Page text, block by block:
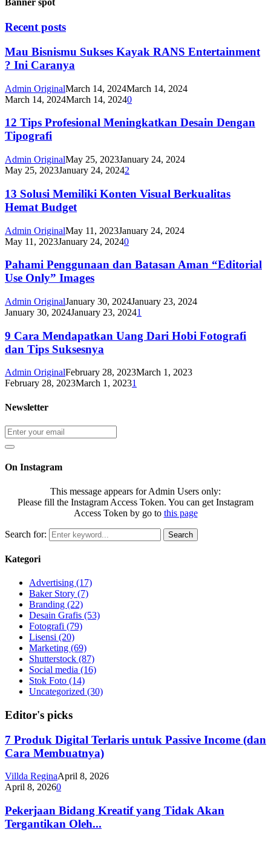
Banner spot
Recent posts
Mau Bisnismu Sukses Kayak RANS Entertainment
? Ini Caranya
Admin OriginalMarch 14, 2024March 14, 2024
March 14, 2024March 14, 20240
12 Tips Profesional Meningkatkan Desain Dengan
Tipografi
Admin OriginalMay 25, 2023January 24, 2024
May 25, 2023January 24, 20242
13 Solusi Memiliki Konten Visual Berkualitas
Hemat Budget
Admin OriginalMay 11, 2023January 24, 2024
May 11, 2023January 24, 20240
Pahami Penggunaan dan Batasan Aman “Editorial
Use Only” Images
Admin OriginalJanuary 30, 2024January 23, 2024
January 30, 2024January 23, 20241
9 Cara Mendapatkan Uang Dari Hobi Fotografi
dan Tips Suksesnya
Admin OriginalFebruary 28, 2023March 1, 2023
February 28, 2023March 1, 20231
Newsletter
On Instagram
This message appears for Admin Users only:
Please fill the Instagram Access Token. You can get Instagram
Access Token by go to this page
Search for: Search
Kategori
Advertising (17)
Baker Story (7)
Branding (22)
Desain Grafis (53)
Fotografi (79)
Lisensi (20)
Marketing (69)
Shutterstock (87)
Social media (16)
Stok Foto (14)
Uncategorized (30)
Editor's picks
7 Produk Digital Terlaris untuk Passive Income (dan
Cara Membuatnya)
Villda ReginaApril 8, 2026
April 8, 20260
Pekerjaan Bidang Kreatif yang Tidak Akan
Tergantikan Oleh...